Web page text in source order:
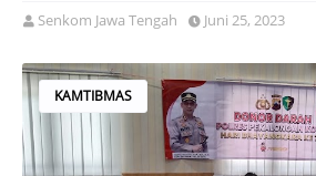
Senkom Jawa Tengah Juni 25, 2023
KAMTIBMAS